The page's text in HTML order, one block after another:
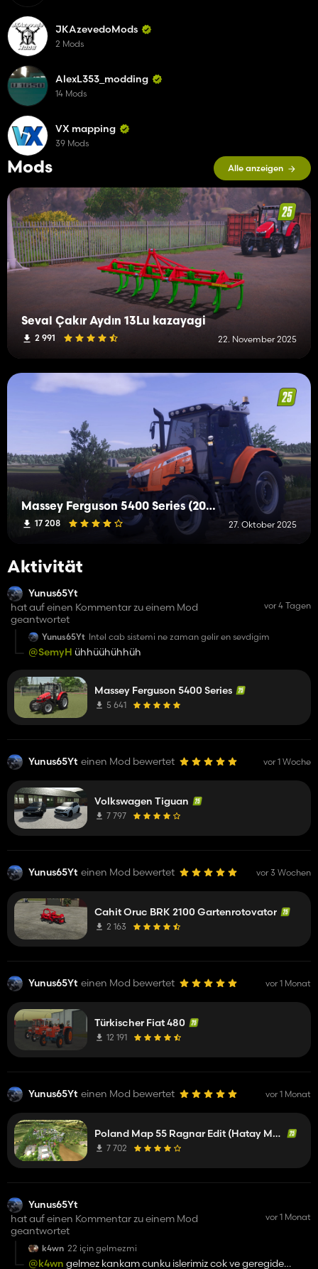
Mods Alle anzeigen
Seval Çakır Aydın 13Lu kazayagi
2 991 22. November 2025
Massey Ferguson 5400 Series (2013-2017)
17 208 27. Oktober 2025
Aktivität
Yunus65Yt
hat auf einen Kommentar zu einem Mod
geantwortet
vor 4 Tagen
Yunus65Yt Intel cab sistemi ne zaman gelir en sevdigim
@SemyH ühhüühühhüh
Massey Ferguson 5400 Series
5 641
Yunus65Yt einen Mod bewertet vor 1 Woche
Volkswagen Tiguan
7 797
Yunus65Yt einen Mod bewertet vor 3 Wochen
Cahit Oruc BRK 2100 Gartenrotovator
2 163
Yunus65Yt einen Mod bewertet vor 1 Monat
Türkischer Fiat 480
12 191
Yunus65Yt einen Mod bewertet vor 1 Monat
Poland Map 55 Ragnar Edit (Hatay Map)
7 702
Yunus65Yt
hat auf einen Kommentar zu einem Mod
geantwortet
vor 1 Monat
k4wn 22 için gelmezmi
@k4wn gelmez kankam cunku islerimiz cok ve geregide
JKAzevedoMods
2 Mods
AlexL353_modding
14 Mods
VX mapping
39 Mods